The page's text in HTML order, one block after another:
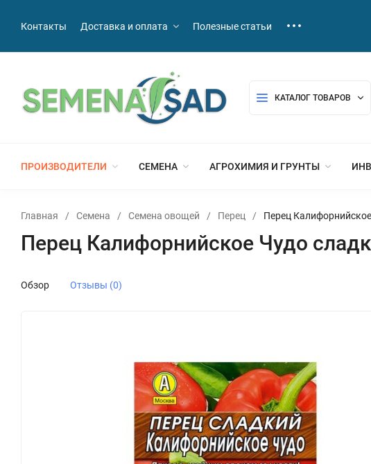
Контакты Доставка и оплата Полезные статьи
КАТАЛОГ ТОВАРОВ
ПРОИЗВОДИТЕЛИ СЕМЕНА АГРОХИМИЯ И ГРУНТЫ
Главная / Семена / Семена овощей / Перец / Перец
Перец Калифорнийское Чудо
Обзор Отзывы (0)